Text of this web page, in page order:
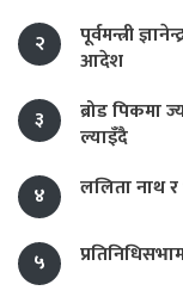
२
पूर्वमन्त्री
आदेश
३
ब्रोड पिकमा
ल्याइँदै
४
ललिता नाथ
५